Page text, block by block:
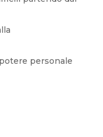
personale